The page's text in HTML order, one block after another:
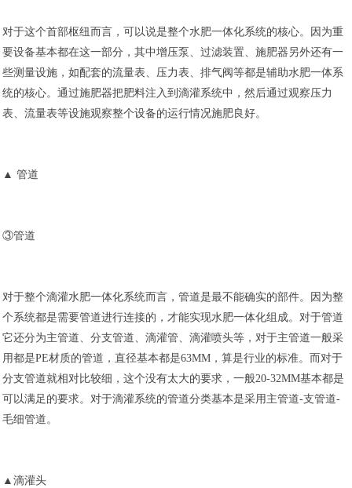
对于这个首部枢纽而言，可以说是整个水肥一体化系统的核心。因为重
要设备基本都在这一部分，其中增压泵、过滤装置、施肥器另外还有一
些测量设施，如配套的流量表、压力表、排气阀等都是辅助水肥一体系
统的核心。通过施肥器把肥料注入到滴灌系统中，然后通过观察压力
表、流量表等设施观察整个设备的运行情况施肥良好。
▲ 管道
③管道
对于整个滴灌水肥一体化系统而言，管道是最不能确实的部件。因为整
个系统都是需要管道进行连接的，才能实现水肥一体化组成。对于管道
它还分为主管道、分支管道、滴灌管、滴灌喷头等，对于主管道一般采
用都是PE材质的管道，直径基本都是63MM，算是行业的标准。而对于
分支管道就相对比较细，这个没有太大的要求，一般20-32MM基本都是
可以满足的要求。对于滴灌系统的管道分类基本是采用主管道-支管道-
毛细管道。
▲滴灌头